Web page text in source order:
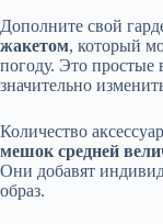
Дополните свой
жакетом, который
погоду. Это
значительно
Количество
мешок средней
Они добавят
образ.